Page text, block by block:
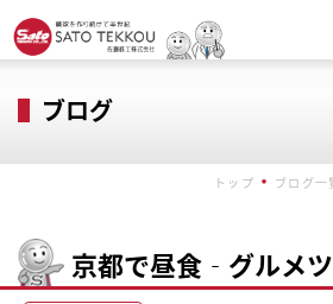
ブログ
トップ ブログ一
京都で昼食‐グルメ